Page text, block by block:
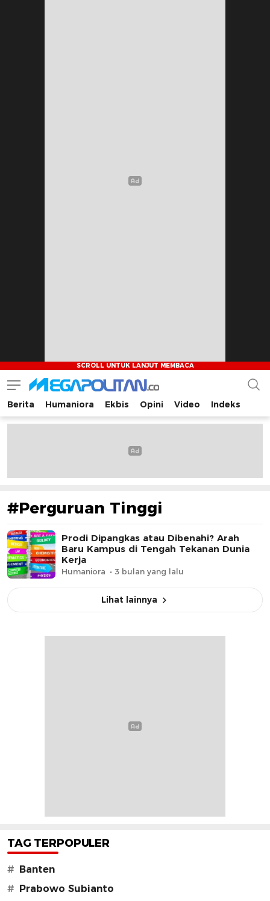
Megapolitan.co
Menyajikan berita-berita fakta bagi pembaca
Berita Humaniora Ekbis Opini Video Indeks
#Perguruan Tinggi
Prodi Dipangkas atau Dibenahi? Arah
Baru Kampus di Tengah Tekanan Dunia
Kerja
Humaniora 3 bulan yang lalu
Lihat lainnya
TAG TERPOPULER
# Banten
# Prabowo Subianto